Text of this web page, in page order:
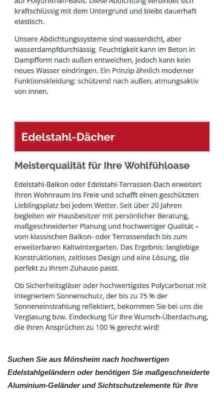
Suchen Sie aus Mönsheim nach hochwertigen
Edelstahlgeländern oder benötigen Sie maßgeschneiderte
Aluminium-Geländer und Sichtschutzelemente für Ihre